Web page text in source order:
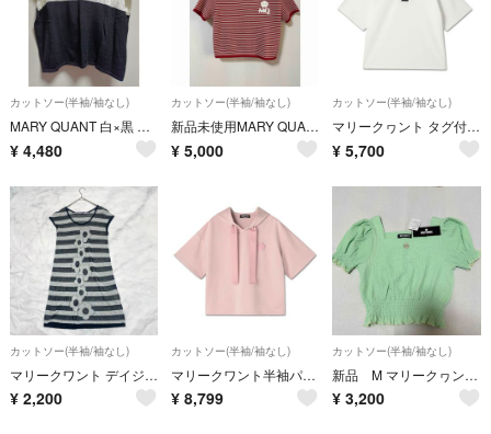
カットソー(半袖/袖なし)
MARY QUANT 白×黒 バイカラー 半袖ニット カットソー 花柄透かし編み
¥ 4,480
カットソー(半袖/袖なし)
新品未使用MARY QUANT マリークワント ニットカットソー 半袖 ボーダー
¥ 5,000
カットソー(半袖/袖なし)
マリークヮント タグ付き カットソー
¥ 5,700
カットソー(半袖/袖なし)
マリークワント デイジー ボーダー シアーニット チュニック M 黒×白 日本製
¥ 2,200
カットソー(半袖/袖なし)
マリークワント半袖パーカー ピンク カットソー
¥ 8,799
カットソー(半袖/袖なし)
新品 M マリークヮント スクエアネック プルオーバー Tシャツ
¥ 3,200